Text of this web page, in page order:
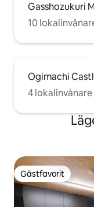
Gasshozukuri
10
Ogimachi
4
Gästfavorit
Gästfavorit